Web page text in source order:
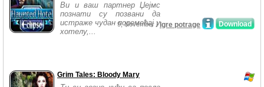
Ви и ваш партнер Џејмс
познати су позвани да
истраже чудан поремећај у
хотелу,...
Download
9, November /Igre potrage
Grim Tales: Bloody Mary